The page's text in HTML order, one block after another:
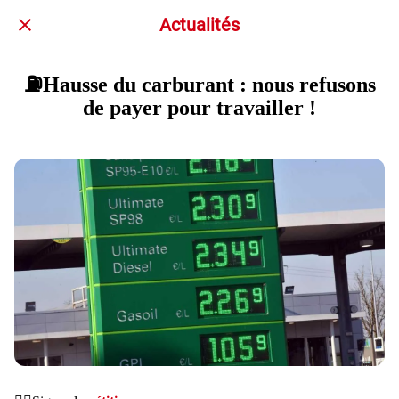
Actualités
⛽Hausse du carburant : nous refusons
de payer pour travailler !